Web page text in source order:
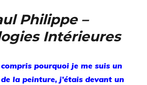
Philippe –
Intérieures
compris pourquoi je me suis un
la peinture, j’étais devant un